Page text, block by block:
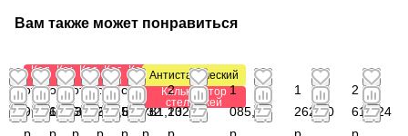
Вам также может понравиться
Калькулятор
стеллажей
от
996,12
Калькулятор
стеллажей
от
607,38
Калькулятор
стеллажей
от 1
601,64
Калькулятор
стеллажей
от
206,88
Калькулятор
стеллажей
от
532,32
Антистатический
Калькулятор
стеллажей
от
781,20
2
132,88
1
085,28
1
262,40
2
616,24